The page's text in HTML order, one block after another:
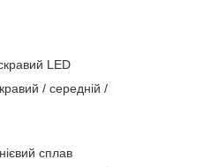
LED
/ середній /
сплав